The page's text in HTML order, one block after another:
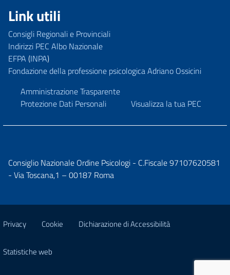
Link utili
Consigli Regionali e Provinciali
Indirizzi PEC Albo Nazionale
EFPA (INPA)
Fondazione della professione psicologica Adriano Ossicini
Amministrazione Trasparente
Protezione Dati Personali
Visualizza la tua PEC
Consiglio Nazionale Ordine Psicologi - C.Fiscale 97107620581
- Via Toscana,1 – 00187 Roma
Privacy Cookie Dichiarazione di Accessibilità
Statistiche web